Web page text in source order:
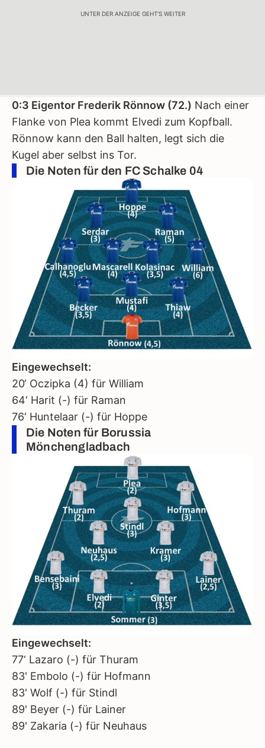
UNTER DER ANZEIGE GEHT'S WEITER
0:3 Eigentor Frederik Rönnow (72.) Nach einer
Flanke von Plea kommt Elvedi zum Kopfball.
Rönnow kann den Ball halten, legt sich die
Kugel aber selbst ins Tor.
Die Noten für den FC Schalke 04
Eingewechselt:
20‘ Oczipka (4) für William
64‘ Harit (-) für Raman
76‘ Huntelaar (-) für Hoppe
Die Noten für Borussia
Mönchengladbach
Eingewechselt:
77‘ Lazaro (-) für Thuram
83' Embolo (-) für Hofmann
83' Wolf (-) für Stindl
89' Beyer (-) für Lainer
89' Zakaria (-) für Neuhaus